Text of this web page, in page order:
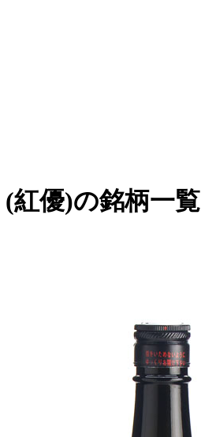
紅優)の銘柄一覧